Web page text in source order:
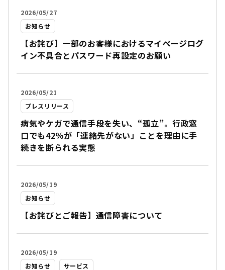
2026/05/27
お知らせ
【お詫び】一部のお客様におけるマイページログ
イン不具合とパスワード再設定のお願い
2026/05/21
プレスリリース
病気やケガで通信手段を失い、“孤立”。行政窓
口でも42％が「連絡先がない」ことを理由に手
続きを断られる実態
2026/05/19
お知らせ
【お詫びとご報告】通信障害について
2026/05/19
お知らせ
サービス